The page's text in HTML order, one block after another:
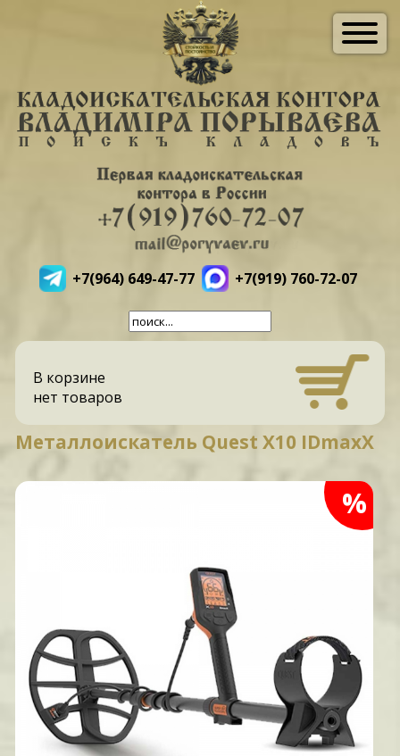
+7(964) 649-47-77 +7(919) 760-72-07
В корзине
нет товаров
Металлоискатель Quest X10 IDmaxX
%